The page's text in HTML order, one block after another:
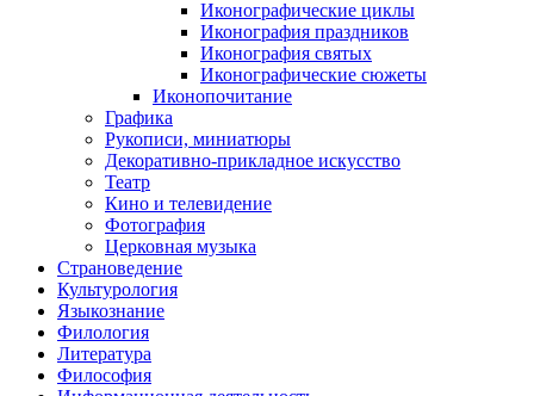
Иконографические циклы
Иконография праздников
Иконография святых
Иконографические сюжеты
Иконопочитание
Графика
Рукописи, миниатюры
Декоративно-прикладное искусство
Театр
Кино и телевидение
Фотография
Церковная музыка
Страноведение
Культурология
Языкознание
Филология
Литература
Философия